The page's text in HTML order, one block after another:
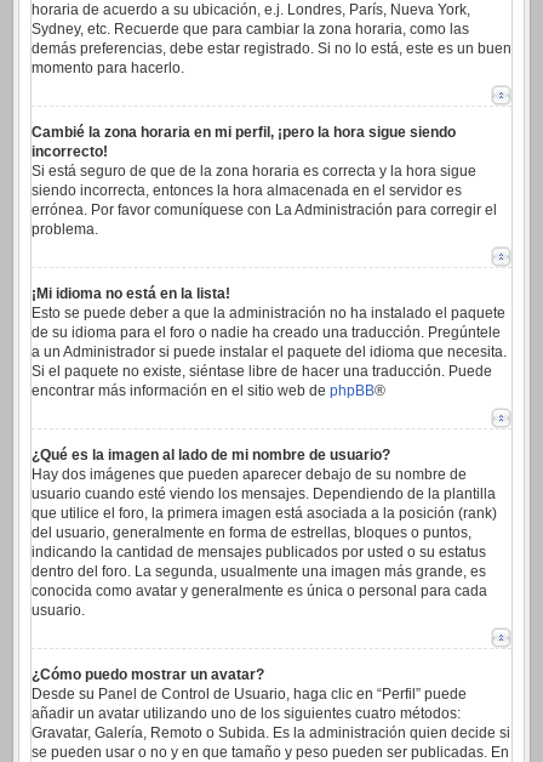
horaria de acuerdo a su ubicación, e.j. Londres, París, Nueva York,
Sydney, etc. Recuerde que para cambiar la zona horaria, como las
demás preferencias, debe estar registrado. Si no lo está, este es un buen
momento para hacerlo.
Cambié la zona horaria en mi perfil, ¡pero la hora sigue siendo
incorrecto!
Si está seguro de que de la zona horaria es correcta y la hora sigue
siendo incorrecta, entonces la hora almacenada en el servidor es
errónea. Por favor comuníquese con La Administración para corregir el
problema.
¡Mi idioma no está en la lista!
Esto se puede deber a que la administración no ha instalado el paquete
de su idioma para el foro o nadie ha creado una traducción. Pregúntele
a un Administrador si puede instalar el paquete del idioma que necesita.
Si el paquete no existe, siéntase libre de hacer una traducción. Puede
encontrar más información en el sitio web de phpBB®
¿Qué es la imagen al lado de mi nombre de usuario?
Hay dos imágenes que pueden aparecer debajo de su nombre de
usuario cuando esté viendo los mensajes. Dependiendo de la plantilla
que utilice el foro, la primera imagen está asociada a la posición (rank)
del usuario, generalmente en forma de estrellas, bloques o puntos,
indicando la cantidad de mensajes publicados por usted o su estatus
dentro del foro. La segunda, usualmente una imagen más grande, es
conocida como avatar y generalmente es única o personal para cada
usuario.
¿Cómo puedo mostrar un avatar?
Desde su Panel de Control de Usuario, haga clic en “Perfil” puede
añadir un avatar utilizando uno de los siguientes cuatro métodos:
Gravatar, Galería, Remoto o Subida. Es la administración quien decide si
se pueden usar o no y en que tamaño y peso pueden ser publicadas. En